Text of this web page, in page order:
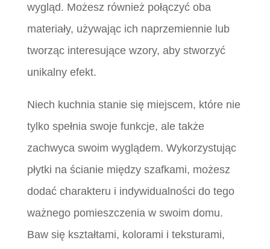
wygląd. Możesz również połączyć oba
materiały, używając ich naprzemiennie lub
tworząc interesujące wzory, aby stworzyć
unikalny efekt.
Niech kuchnia stanie się miejscem, które nie
tylko spełnia swoje funkcje, ale także
zachwyca swoim wyglądem. Wykorzystując
płytki na ścianie między szafkami, możesz
dodać charakteru i indywidualności do tego
ważnego pomieszczenia w swoim domu.
Baw się kształtami, kolorami i teksturami,